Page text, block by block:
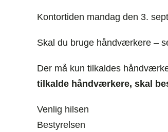
Kontortiden mandag den 3.
Skal du bruge håndværkere –
Der må kun tilkaldes
tilkalde håndværkere, skal
Venlig hilsen
Bestyrelsen